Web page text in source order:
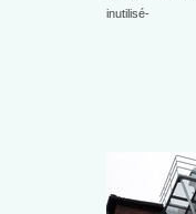
inutilisé-